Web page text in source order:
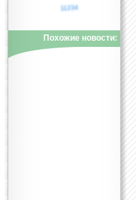
11234
Похожие новости: